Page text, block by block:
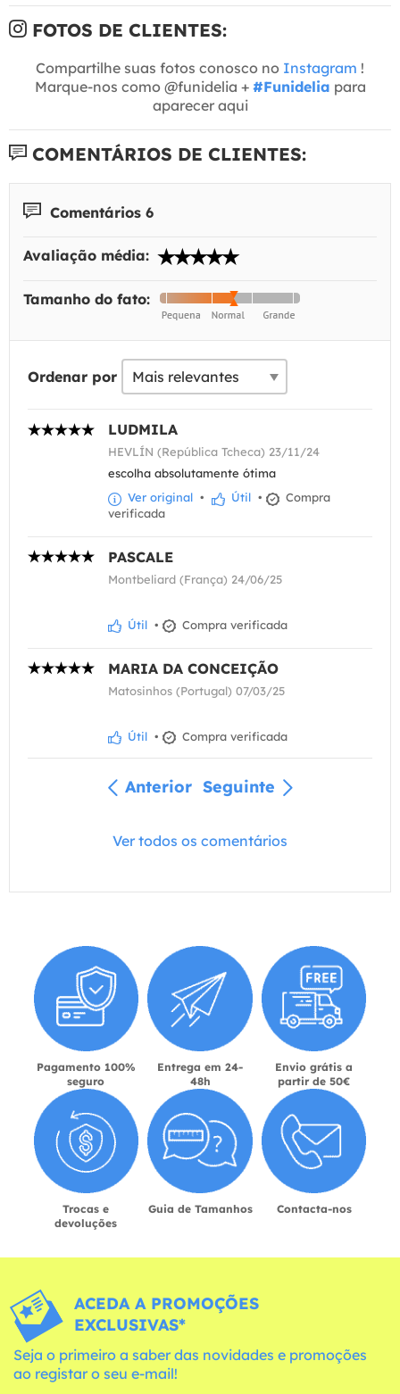
FOTOS DE CLIENTES:
Compartilhe suas fotos conosco no Instagram !
Marque-nos como @funidelia + #Funidelia para
aparecer aqui
COMENTÁRIOS DE CLIENTES:
Comentários 6
Avaliação média:
Tamanho do fato:
Ordenar por
LUDMILA
HEVLÍN (República Tcheca) 23/11/24
escolha absolutamente ótima
Ver original • Útil •
Compra
verificada
PASCALE
Montbeliard (França) 24/06/25
Útil • Compra verificada
MARIA DA CONCEIÇÃO
Matosinhos (Portugal) 07/03/25
Útil • Compra verificada
Anterior Seguinte
Ver todos os comentários
Pagamento 100%
seguro
Entrega em 24-
48h
Envio grátis a
partir de 50€
Trocas e
devoluções
Guia de Tamanhos Contacta-nos
ACEDA A PROMOÇÕES
EXCLUSIVAS*
Seja o primeiro a saber das novidades e promoções
ao registar o seu e-mail!